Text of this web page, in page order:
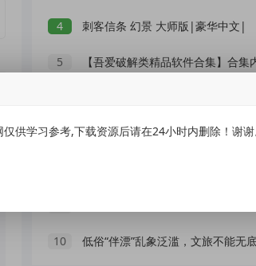
4 刺客信条 幻景 大师版|豪华中文|
5 【吾爱破解类精品软件合集】合集内含 2000 +实用工
7 XMind 2026(思维导图软件) v26.05.01105 中
10 低俗“伴漂”乱象泛滥，文旅不能无
供学习参考,下载资源后请在24小时内删除！谢